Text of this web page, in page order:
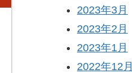
2023年3月
2023年2月
2023年1月
2022年12月